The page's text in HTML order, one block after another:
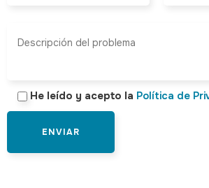
He leído y acepto la Política de